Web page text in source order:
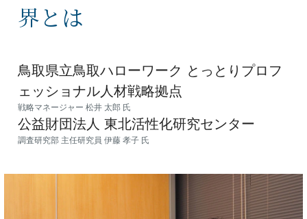
界とは
鳥取県立鳥取ハローワーク とっとりプロフ
ェッショナル人材戦略拠点
戦略マネージャー 松井 太郎 氏
公益財団法人 東北活性化研究センター
調査研究部 主任研究員 伊藤 孝子 氏